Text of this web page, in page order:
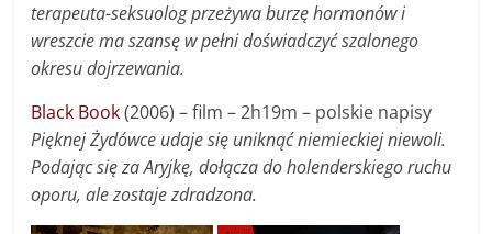
terapeuta-seksuolog przeżywa burzę hormonów i
wreszcie ma szansę w pełni doświadczyć szalonego
okresu dojrzewania.
Black Book(2006) – film – 2h19m – polskie napisy
Pięknej Żydówce udaje się uniknąć niemieckiej niewoli.
Podając się za Aryjkę, dołącza do holenderskiego ruchu
oporu, ale zostaje zdradzona.